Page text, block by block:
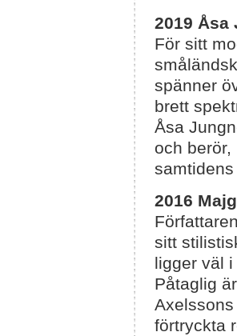
2019 Åsa
För sitt
spänner
brett
Åsa
och
2016
sitt
ligger väl
Påtaglig
förtryckta